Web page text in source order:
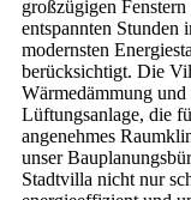
großzügigen
entspannten Stunden
modernsten
berücksichtigt. Die
Wärmedämmung
Lüftungsanlage, die
angenehmes
unser
Stadtvilla nicht nur